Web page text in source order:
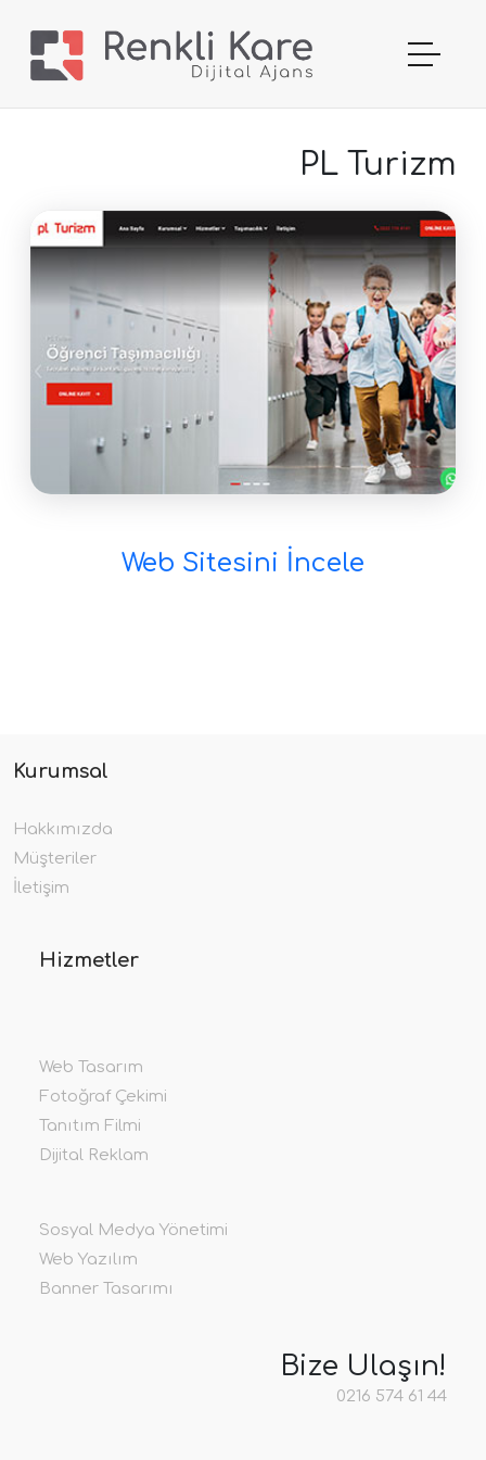
PL Turizm
Web Sitesini İncele
Kurumsal
Hakkımızda
Müşteriler
İletişim
Hizmetler
Web Tasarım
Fotoğraf Çekimi
Tanıtım Filmi
Dijital Reklam
Sosyal Medya Yönetimi
Web Yazılım
Banner Tasarımı
Bize Ulaşın!
0216 574 61 44